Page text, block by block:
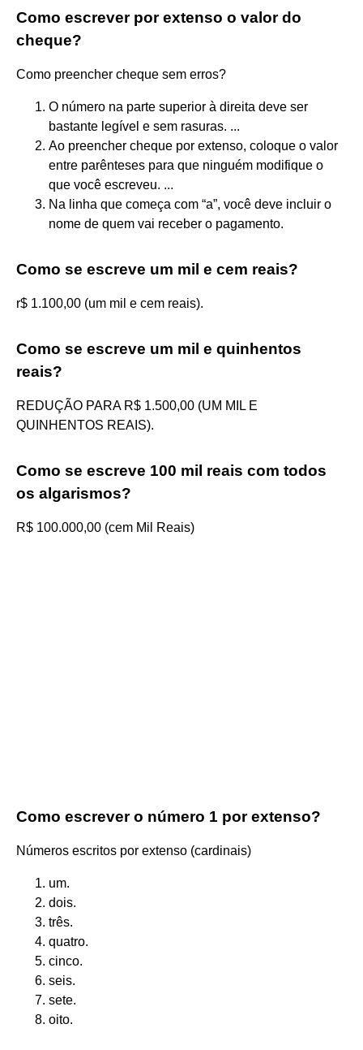
Como escrever por extenso o valor do
cheque?
Como preencher cheque sem erros?
O número na parte superior à direita deve ser
bastante legível e sem rasuras. ...
Ao preencher cheque por extenso, coloque o valor
entre parênteses para que ninguém modifique o
que você escreveu. ...
Na linha que começa com “a”, você deve incluir o
nome de quem vai receber o pagamento.
Como se escreve um mil e cem reais?
r$ 1.100,00 (um mil e cem reais).
Como se escreve um mil e quinhentos
reais?
REDUÇÃO PARA R$ 1.500,00 (UM MIL E
QUINHENTOS REAIS).
Como se escreve 100 mil reais com todos
os algarismos?
R$ 100.000,00 (cem Mil Reais)
Como escrever o número 1 por extenso?
Números escritos por extenso (cardinais)
um.
dois.
três.
quatro.
cinco.
seis.
sete.
oito.